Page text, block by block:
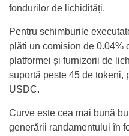
fondurilor de lichidități.
Pentru schimburile
plăti un comision de 0.04%
platformei și furnizorii de
suportă peste 45 de tokeni,
USDC.
Curve este cea mai bună
generării randamentului în